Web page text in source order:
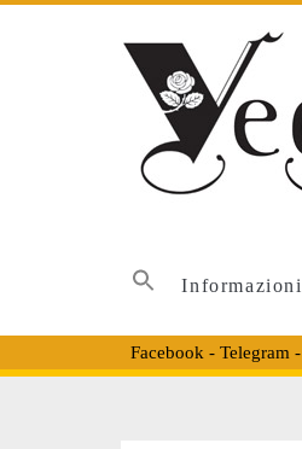
Informazioni
Facebook - Telegram -